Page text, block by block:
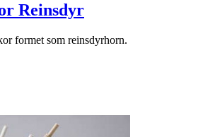
Reinsdyr
formet som reinsdyrhorn.